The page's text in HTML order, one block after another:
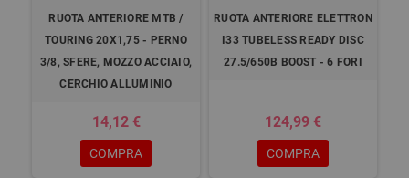
RUOTA ANTERIORE MTB /
TOURING 20X1,75 - PERNO
3/8, SFERE, MOZZO ACCIAIO,
CERCHIO ALLUMINIO
14,12 €
COMPRA
RUOTA ANTERIORE ELETTRON
I33 TUBELESS READY DISC
27.5/650B BOOST - 6 FORI
124,99 €
COMPRA